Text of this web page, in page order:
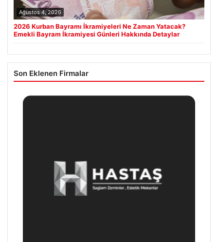
Ağustos 4, 2026
2026 Kurban Bayramı İkramiyeleri Ne Zaman Yatacak?
Emekli Bayram İkramiyesi Günleri Hakkında Detaylar
Son Eklenen Firmalar